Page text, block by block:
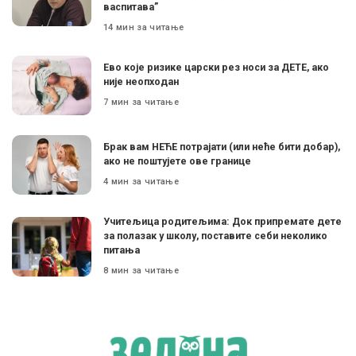
васпитава”
14 мин за читање
Ево које ризике царски рез носи за ДЕТЕ, ако
није неопходан
7 мин за читање
Брак вам НЕЋЕ потрајати (или неће бити добар),
ако не поштујете ове границе
4 мин за читање
Учитељица родитељима: Док припремате дете
за полазак у школу, поставите себи неколико
питања
8 мин за читање